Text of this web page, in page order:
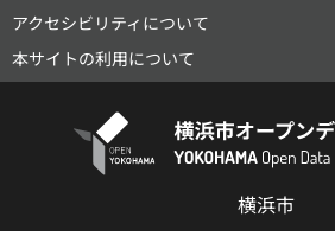
アクセシビリティについて
本サイトの利用について
横浜市